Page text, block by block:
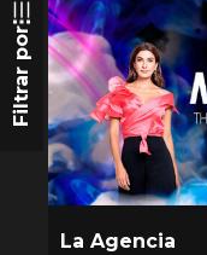
Filtrar por
La Agencia